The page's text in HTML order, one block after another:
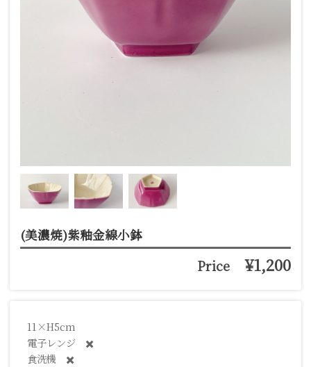
(美濃焼)紫釉金線小鉢
Price ¥1,200
11×H5cm
電子レンジ ✖️
食洗機 ✖️